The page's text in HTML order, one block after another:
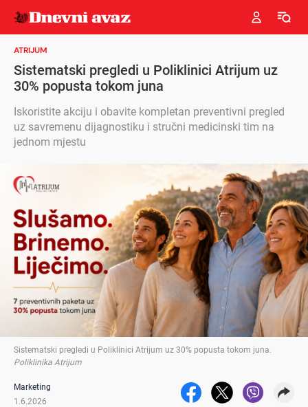
ATRIJUM
Sistematski pregledi u Poliklinici Atrijum uz
30% popusta tokom juna
Iskoristite akciju i obavite kompletan preventivni pregled
uz savremenu dijagnostiku i stručni medicinski tim na
jednom mjestu
Sistematski pregledi u Poliklinici Atrijum uz 30% popusta tokom juna
Poliklinika Atrijum
Marketing
1.6.2026